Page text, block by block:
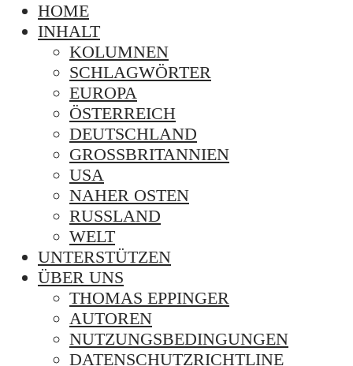
HOME
INHALT
KOLUMNEN
SCHLAGWÖRTER
EUROPA
ÖSTERREICH
DEUTSCHLAND
GROSSBRITANNIEN
USA
NAHER OSTEN
RUSSLAND
WELT
UNTERSTÜTZEN
ÜBER UNS
THOMAS EPPINGER
AUTOREN
NUTZUNGSBEDINGUNGEN
DATENSCHUTZRICHTLINE